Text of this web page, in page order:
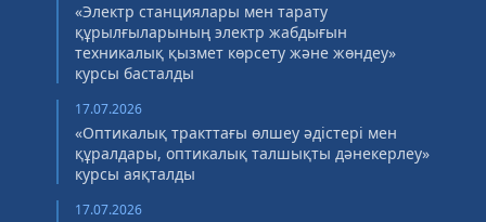
«Электр станциялары мен тарату
құрылғыларының электр жабдығын
техникалық қызмет көрсету және жөндеу»
курсы басталды
17.07.2026
«Оптикалық тракттағы өлшеу әдістері мен
құралдары, оптикалық талшықты дәнекерлеу»
курсы аяқталды
17.07.2026